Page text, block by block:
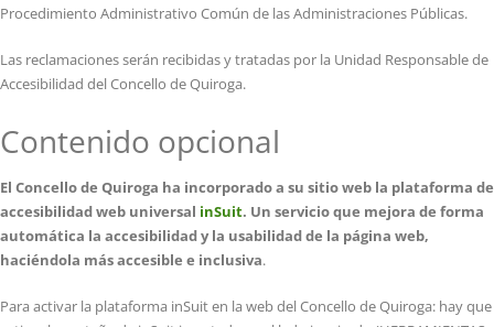
Procedimiento Administrativo Común de las Administraciones Públicas.
Las reclamaciones serán recibidas y tratadas por la Unidad Responsable de
Accesibilidad del Concello de Quiroga.
Contenido opcional
El Concello de Quiroga ha incorporado a su sitio web la plataforma de
accesibilidad web universal inSuit. Un servicio que mejora de forma
automática la accesibilidad y la usabilidad de la página web,
haciéndola más accesible e inclusiva.
Para activar la plataforma inSuit en la web del Concello de Quiroga: hay que